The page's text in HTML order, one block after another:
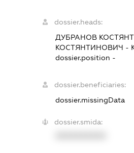
dossier.heads:
ДУБРАНОВ
КОСТЯНТИНОВИЧ -
dossier.position -
dossier.beneficiaries:
dossier.missingData
dossier.smida: